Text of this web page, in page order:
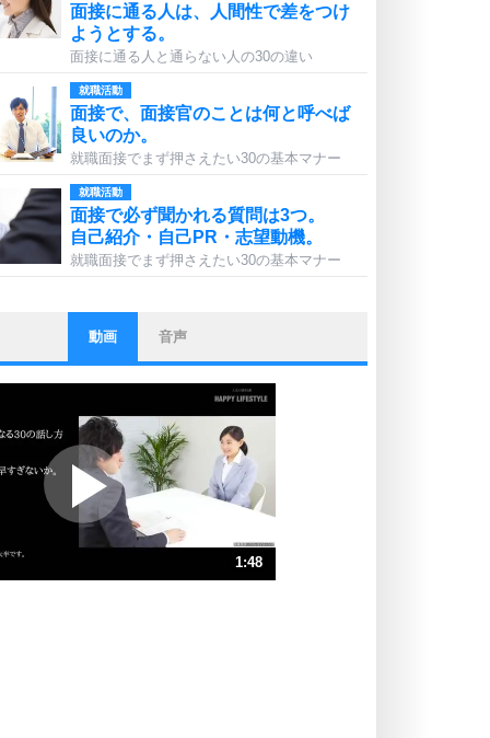
面接に通る人は、人間性で差をつけ
ようとする。
面接に通る人と通らない人の30の違い
就職活動
面接で、面接官のことは何と呼べば
良いのか。
就職面接でまず押さえたい30の基本マナー
就職活動
面接で必ず聞かれる質問は3つ。
自己紹介・自己PR・志望動機。
就職面接でまず押さえたい30の基本マナー
ストレス対策
他人と比べない。
いっそのこと、他人を見ない。
プラス思考
ポジティブになれない原因は、行動
しないから。
ポジティブ思考になる30の方法
ストレス対策
動画 音声
1:48